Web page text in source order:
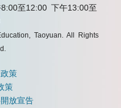
至12:00 下午13:00至
Taoyuan. All Rights
策
策
放宣告